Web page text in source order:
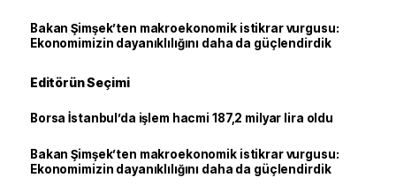
Bakan Şimşek’ten makroekonomik istikrar vurgusu:
Ekonomimizin dayanıklılığını daha da güçlendirdik
Editörün Seçimi
Borsa İstanbul’da işlem hacmi 187,2 milyar lira oldu
Bakan Şimşek’ten makroekonomik istikrar vurgusu:
Ekonomimizin dayanıklılığını daha da güçlendirdik